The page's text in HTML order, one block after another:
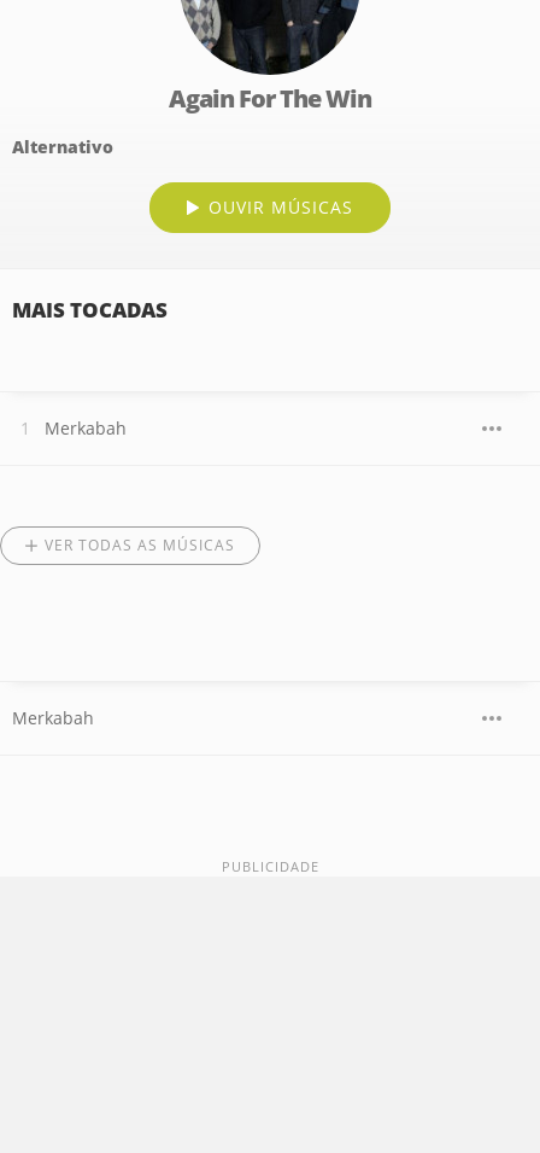
Again For The Win
Alternativo
OUVIR MÚSICAS
MAIS TOCADAS
Merkabah
VER TODAS AS MÚSICAS
Merkabah